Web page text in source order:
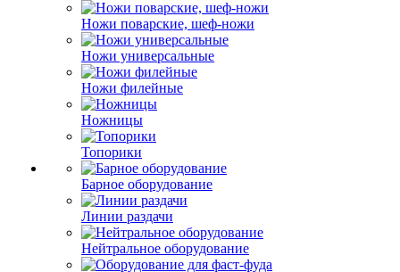
Ножи поварские, шеф-ножи
Ножи универсальные
Ножи филейные
Ножницы
Топорики
Барное оборудование
Линии раздачи
Нейтральное оборудование